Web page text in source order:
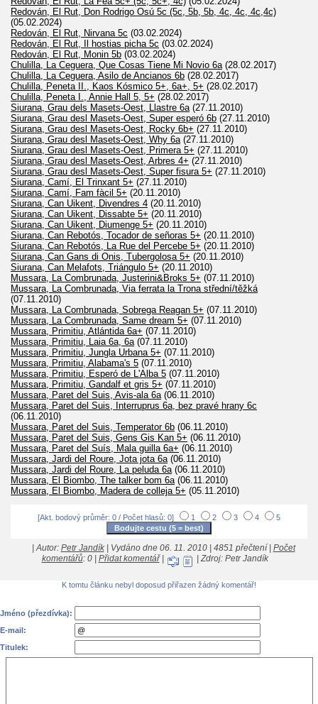
Redován, El Rut, Don Rodrigo Osú 5c (5c, 5b, 5b, 4c, 4c, 4c,4c)
(05.02.2024)
Redován, El Rut, Nirvana 5c (03.02.2024)
Redován, El Rut, Il hostias picha 5c (03.02.2024)
Redován, El Rut, Monin 5b (03.02.2024)
Chulilla, La Ceguera, Que Cosas Tiene Mi Novio 6a (28.02.2017)
Chulilla, La Ceguera, Asilo de Ancianos 6b (28.02.2017)
Chulilla, Peneta II., Kaos Kósmico 5+, 6a+, 5+ (28.02.2017)
Chulilla, Peneta I., Annie Hall 5, 5+ (28.02.2017)
Siurana, Grau dels Masets-Oest, Llastre 6a (27.11.2010)
Siurana, Grau desl Masets-Oest, Super esperó 6b (27.11.2010)
Siurana, Grau desl Masets-Oest, Rocky 6b+ (27.11.2010)
Siurana, Grau desl Masets-Oest, Why 6a (27.11.2010)
Siurana, Grau desl Masets-Oest, Primera 5+ (27.11.2010)
Siurana, Grau desl Masets-Oest, Arbres 4+ (27.11.2010)
Siurana, Grau desl Masets-Oest, Super fisura 5+ (27.11.2010)
Siurana, Camí, El Trinxant 5+ (27.11.2010)
Siurana, Camí, Fam fàcil 5+ (20.11.2010)
Siurana, Can Uikent, Divendres 4 (20.11.2010)
Siurana, Can Uikent, Dissabte 5+ (20.11.2010)
Siurana, Can Uikent, Diumenge 5+ (20.11.2010)
Siurana, Can Rebotós, Tocador de señoras 5+ (20.11.2010)
Siurana, Can Rebotós, La Rue del Percebe 5+ (20.11.2010)
Siurana, Can Gans di Onis, Tubergolosa 5+ (20.11.2010)
Siurana, Can Melafots, Triángulo 5+ (20.11.2010)
Mussara, La Combrunada, Justerini&Broks 5+ (07.11.2010)
Mussara, La Combrunada, Via ferrata la Trona střední/těžká
(07.11.2010)
Mussara, La Combrunada, Sobrega Reagan 5+ (07.11.2010)
Mussara, La Combrunada, Same dream 5+ (07.11.2010)
Mussara, Primitiu, Atlántida 6a+ (07.11.2010)
Mussara, Primitiu, Laia 6a, 6a (07.11.2010)
Mussara, Primitiu, Jungla Urbana 5+ (07.11.2010)
Mussara, Primitiu, Alabama's 5 (07.11.2010)
Mussara, Primitiu, Esperó de L'Alba 5 (07.11.2010)
Mussara, Primitiu, Gandalf et gris 5+ (07.11.2010)
Mussara, Paret del Suis, Avis-ala 6a (06.11.2010)
Mussara, Paret del Suis, Interruprus 6a, bez pravé hrany 6c
(06.11.2010)
Mussara, Paret del Suis, Temperator 6b (06.11.2010)
Mussara, Paret del Suis, Gens Gis Kan 5+ (06.11.2010)
Mussara, Paret del Suís, Mala guilla 6a+ (06.11.2010)
Mussara, Jardi del Roure, Jota jota 6a (06.11.2010)
Mussara, Jardi del Roure, La peluda 6a (06.11.2010)
Mussara, El Biombo, The talker bom 6a (06.11.2010)
Mussara, El Biombo, Madera de colleja 5+ (05.11.2010)
[Akt. bodový průměr: 0 / Počet hlasů: 0] 1 2 3 4 5
| Autor: Petr Jandík| Vydáno dne 06. 11. 2010 | 4851 přečtení | Počet
komentářů: 0 | Přidat komentář| | Zdroj: Petr Jandík
K tomtu článku nebyl doposud přiřazen žádný komentář!
Jméno (přezdívka):
E-mail:
Titulek: